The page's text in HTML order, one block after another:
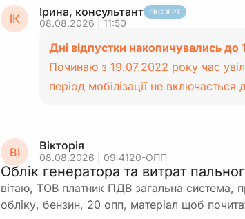
ІК Ірина, консультант ЕКСПЕРТ
08.08.2026 | 11:50
Дні відпустки накопичувались до
Починаю з 19.07.2022 року час
період мобілізації не
ВІ Вікторія
08.08.2026 | 09:4120-ОПП
Облік генератора та витрат
вітаю, ТОВ платник ПДВ загальна система,
обліку, бензин, 20 опп, матеріал щоб